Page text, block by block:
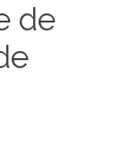
de